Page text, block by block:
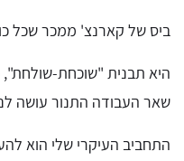
ביס של קארנצ' ממכר שכל
היא תבנית "שוכחת-שולחת",
שאר העבודה התנור עושה
התחביב העיקרי שלי הוא